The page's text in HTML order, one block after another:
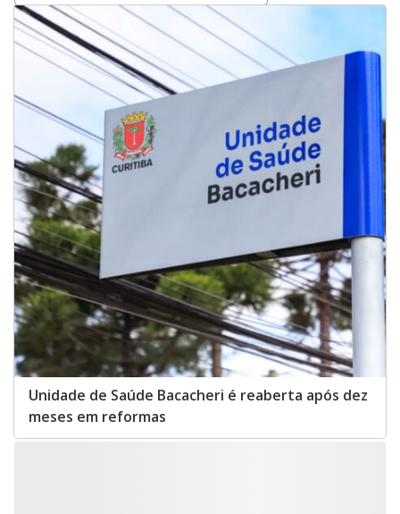
Opens in new window
Unidade de Saúde Bacacheri é reaberta após dez
meses em reformas